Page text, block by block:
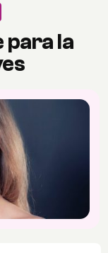
para la